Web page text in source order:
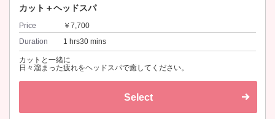
カット＋ヘッドスパ
Price
￥7,700
Duration
1 hrs30 mins
カットと一緒に
日々溜まった疲れをヘッドスパで癒してください。
Select